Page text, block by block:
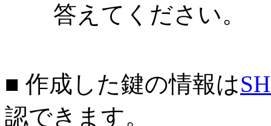
答えてください。
■ 作成した鍵の情報は
認できます。